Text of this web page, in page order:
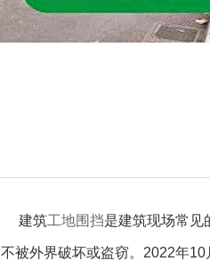
建筑工地围挡是建筑现场常见
不被外界破坏或盗窃。2022年10